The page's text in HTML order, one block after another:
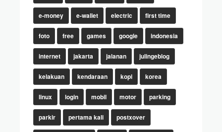
e-money e-wallet electric first time
foto free games google indonesia
internet jakarta jalanan julingeblog
kelakuan kendaraan kopi korea
linux login mobil motor parking
parkir pertama kali postxover